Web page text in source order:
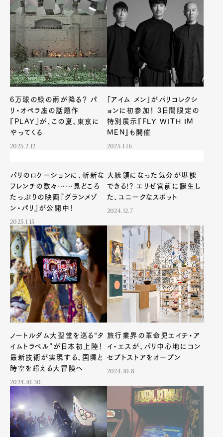
6万球の緑の雨が降る？ パ
リ・オペラ座の話題作
『PLAY』が、この夏、東京に
やってくる
2025.2.12
「アイム メン」がパリコレクシ
ョンに初参加！ 3日間限定の
特別展示『FLY WITH IM
MEN』も開催
2025.1.16
パリのロケーションに、斬新な
フレンチの数々……見どころ
たっぷりの映画『グランメゾ
ン・パリ』が公開中！
2025.1.15
大統領になった気分が堪能
できる!? エリゼ宮前に誕生し
た、ユニークなスポット
2024.12.7
ノートルダム大聖堂を巡る“タ
イムトラベル”が日本初上陸！
最新技術が実現する、国境と
時空を超える大冒険へ
2024.10.30
旅行業界の革命児エイチ・ア
イ・エスが、パリ中心地にコン
セプトストアをオープン
2024.10.8